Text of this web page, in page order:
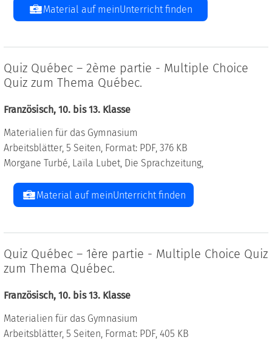
Material auf meinUnterricht finden
Quiz Québec – 2ème partie - Multiple Choice
Quiz zum Thema Québec.
Französisch, 10. bis 13. Klasse
Materialien für das Gymnasium
Arbeitsblätter, 5 Seiten, Format: PDF, 376 KB
Morgane Turbé, Laïla Lubet, Die Sprachzeitung,
Material auf meinUnterricht finden
Quiz Québec – 1ère partie - Multiple Choice Quiz
zum Thema Québec.
Französisch, 10. bis 13. Klasse
Materialien für das Gymnasium
Arbeitsblätter, 5 Seiten, Format: PDF, 405 KB